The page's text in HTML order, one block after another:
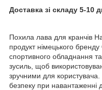
Доставка зі складу 5-10
Похила лава для кранчів
продукт німецького
спортивного обладнання
зусиль, щоб
зручними для користувача.
безпеку при навантаженні